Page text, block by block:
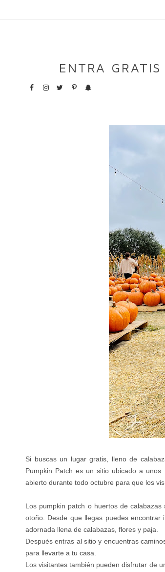
ENTRA
Si buscas un lugar gratis, lleno de
Pumpkin Patch es un sitio ubicado a
abierto durante todo octubre para que los
Los pumpkin patch o huertos de
otoño. Desde que llegas puedes
adornada llena de calabazas, flores y paja.
Después entras al sitio y encuentras
para llevarte a tu casa.
Los visitantes también pueden disfrutar de